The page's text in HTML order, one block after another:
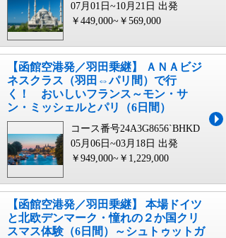
07月01日~10月21日 出発
￥449,000~￥569,000
【函館空港発／羽田乗継】 ＡＮＡビジ
ネスクラス（羽田⇔パリ間）で行
く！ おいしいフランス～モン・サ
ン・ミッシェルとパリ（6日間）
コース番号24A3G8656`BHKD
05月06日~03月18日 出発
￥949,000~￥1,229,000
【函館空港発／羽田乗継】 本場ドイツ
と北欧デンマーク・憧れの２か国クリ
スマス体験（6日間）～シュトゥットガ